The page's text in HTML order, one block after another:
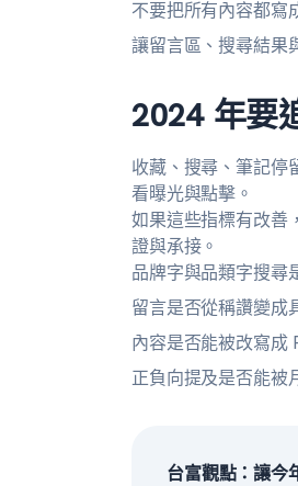
不要把所有內容都寫
讓留言區、搜尋結果
2024 年要
收藏、搜尋、筆記停
看曝光與點擊。
如果這些指標有改善
證與承接。
品牌字與品類字搜尋
留言是否從稱讚變成
內容是否能被改寫成
正負向提及是否能被
台富觀點：讓今